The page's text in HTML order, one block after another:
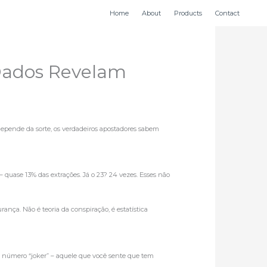
Home About Products Contact
Revelam
da sorte, os verdadeiros apostadores sabem
13% das extrações. Já o 23? 24 vezes. Esses não
Não é teoria da conspiração, é estatística
“joker” – aquele que você sente que tem